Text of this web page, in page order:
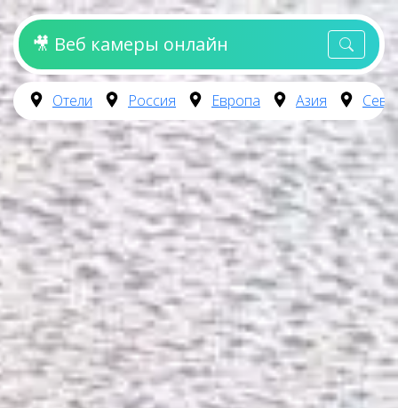
🎥 Веб камеры онлайн
Отели Россия Европа Азия